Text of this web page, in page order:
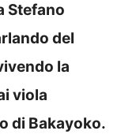
Stefano
del
la
viola
di Bakayoko.